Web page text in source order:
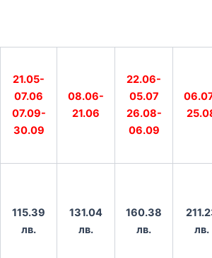
21.05-
07.06
07.09-
30.09
08.06-
21.06
22.06-
05.07
26.08-
06.09
115.39
лв.
131.04
лв.
160.38
лв.
лв.